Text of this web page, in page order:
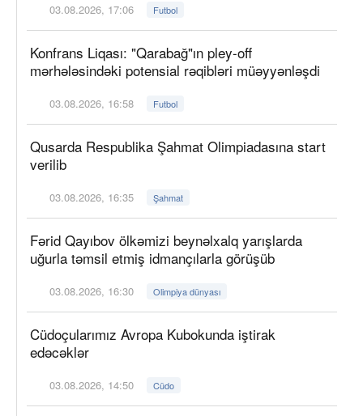
03.08.2026, 17:06 Futbol
Konfrans Liqası: "Qarabağ"ın pley-off
mərhələsindəki potensial rəqibləri müəyyənləşdi
03.08.2026, 16:58 Futbol
Qusarda Respublika Şahmat Olimpiadasına start
verilib
03.08.2026, 16:35 Şahmat
Fərid Qayıbov ölkəmizi beynəlxalq yarışlarda
uğurla təmsil etmiş idmançılarla görüşüb
03.08.2026, 16:30 Olimpiya dünyası
Cüdoçularımız Avropa Kubokunda iştirak
edəcəklər
03.08.2026, 14:50 Cüdo